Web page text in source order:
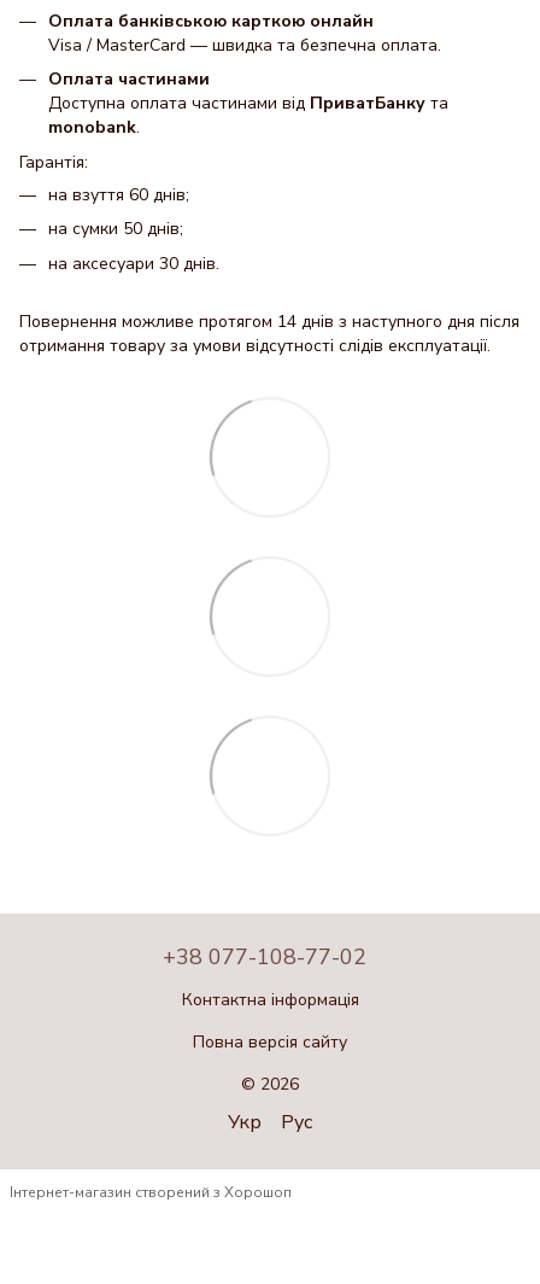
Оплата банківською карткою онлайн
Visa / MasterCard — швидка та безпечна оплата.
Оплата частинами
Доступна оплата частинами від ПриватБанку та
monobank.
Гарантія:
на взуття 60 днів;
на сумки 50 днів;
на аксесуари 30 днів.
Повернення можливе протягом 14 днів з наступного дня після
отримання товару за умови відсутності слідів експлуатації.
+38 077-108-77-02
Контактна інформація
Повна версія сайту
© 2026
Укр Рус
Інтернет-магазин створений з Хорошоп